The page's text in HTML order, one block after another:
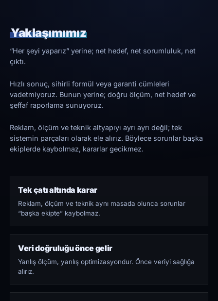
Yaklaşımımız
“Her şeyi yaparız” yerine; net hedef, net sorumluluk, net
çıktı.
Hızlı sonuç, sihirli formül veya garanti cümleleri
vadetmiyoruz. Bunun yerine; doğru ölçüm, net hedef ve
şeffaf raporlama sunuyoruz.
Reklam, ölçüm ve teknik altyapıyı ayrı ayrı değil; tek
sistemin parçaları olarak ele alırız. Böylece sorunlar başka
ekiplerde kaybolmaz, kararlar gecikmez.
Tek çatı altında karar
Reklam, ölçüm ve teknik aynı masada olunca sorunlar
“başka ekipte” kaybolmaz.
Veri doğruluğu önce gelir
Yanlış ölçüm, yanlış optimizasyondur. Önce veriyi sağlığa
alırız.